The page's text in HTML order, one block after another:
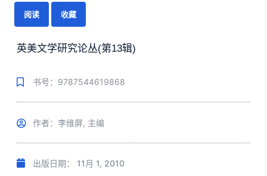
阅读 收藏
英美文学研究论丛(第13辑)
书号：9787544619868
作者：李维屏, 主编
出版日期： 11月 1, 2010